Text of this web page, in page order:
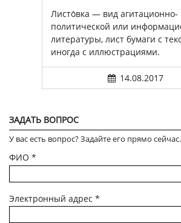
Листо́вка — вид агитационно-
политической или
литературы, лист бумаги с
иногда с иллюстрациями.
14.08.2017
ЗАДАТЬ ВОПРОС
У вас есть вопрос? Задайте его прямо сейчас.
ФИО *
Электронный адрес *